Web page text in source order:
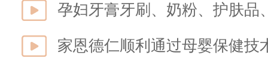
孕妇牙膏牙刷、奶粉、护肤品
家恩德仁顺利通过母婴保健技